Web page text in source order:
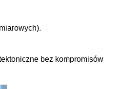
bez kompromisów